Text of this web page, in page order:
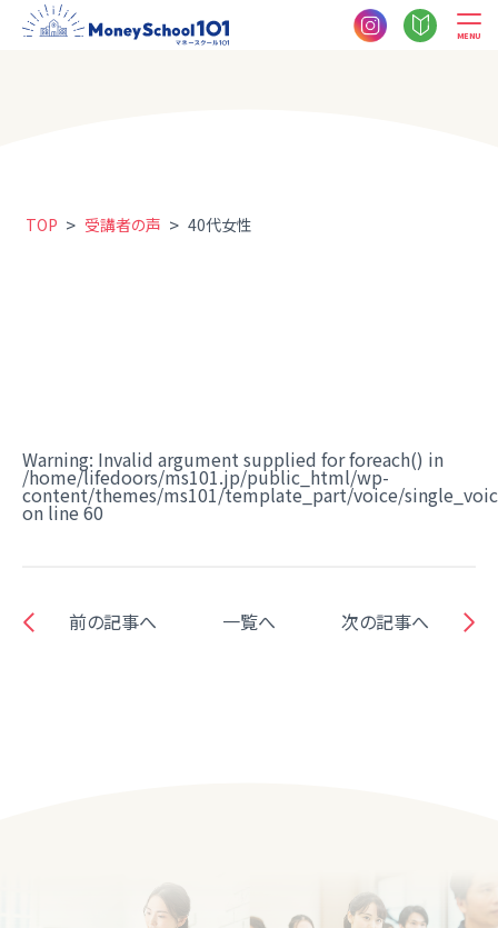
MENU
TOP > 受講者の声 > 40代女性
Warning: Invalid argument supplied for foreach() in
/home/lifedoors/ms101.jp/public_html/wp-
content/themes/ms101/template_part/voice/
on line 60
前の記事へ 一覧へ 次の記事へ